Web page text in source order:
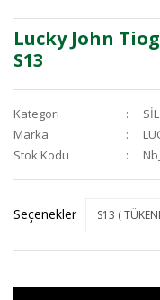
Lucky John
S13
Kategori
Marka
Stok Kodu
Seçenekler